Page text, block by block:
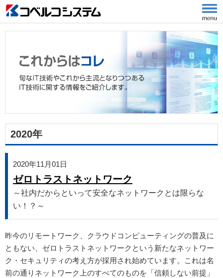
2020年
2020年11月01日
ゼロトラストネットワーク
～社内だからといって安全なネットワークとは限らな
い！？～
昨今のリモートワーク、クラウドコンピューティングの普及に
ともない、ゼロトラストネットワークという新たなネットワー
ク・セキュリティの考え方が採用され始めています。これは名
前の通りネットワーク上のすべてのものを「信頼しない前提」